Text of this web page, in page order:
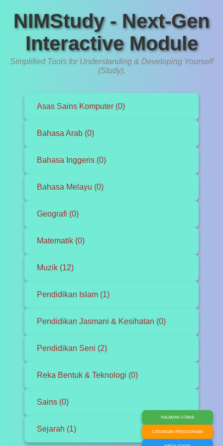
NIMStudy - Next-Gen
Interactive Module
Simplified Tools for Understanding & Developing Yourself
(Study).
Asas Sains Komputer (0)
Bahasa Arab (0)
Bahasa Inggeris (0)
Bahasa Melayu (0)
Geografi (0)
Matematik (0)
Muzik (12)
Pendidikan Islam (1)
Pendidikan Jasmani & Kesihatan (0)
Pendidikan Seni (2)
Reka Bentuk & Teknologi (0)
Sains (0)
Sejarah (1)
HALAMAN UTAMA
CADANGAN PENGGUNAAN